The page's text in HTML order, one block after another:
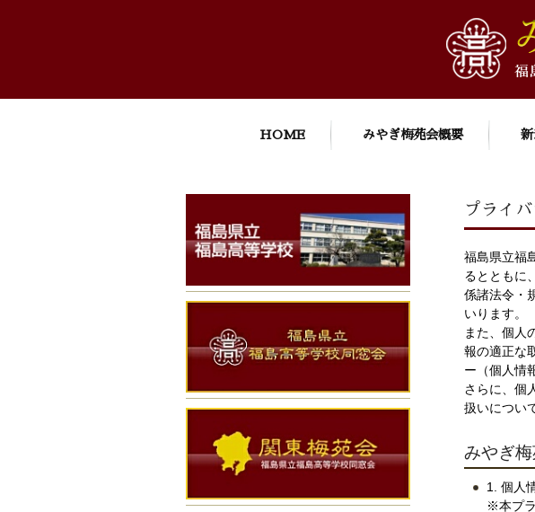
HOME みやぎ梅苑会概要
プライ
福島県立福
るとともに
係諸法令・
いります。
また、個人
報の適正な
ー（個人情
さらに、個
扱いについ
みやぎ
1. 個人
※本プ